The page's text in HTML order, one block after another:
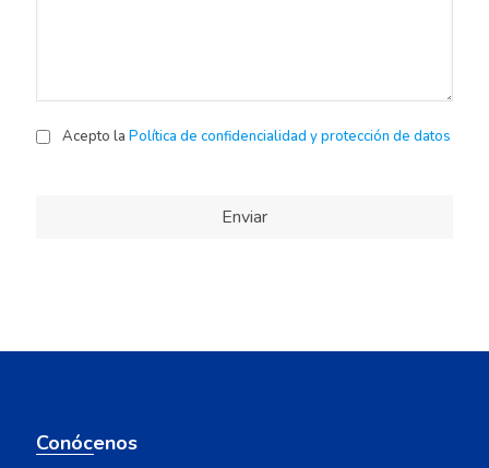
Acepto la Política de confidencialidad y protección de datos
Enviar
left
Conócenos